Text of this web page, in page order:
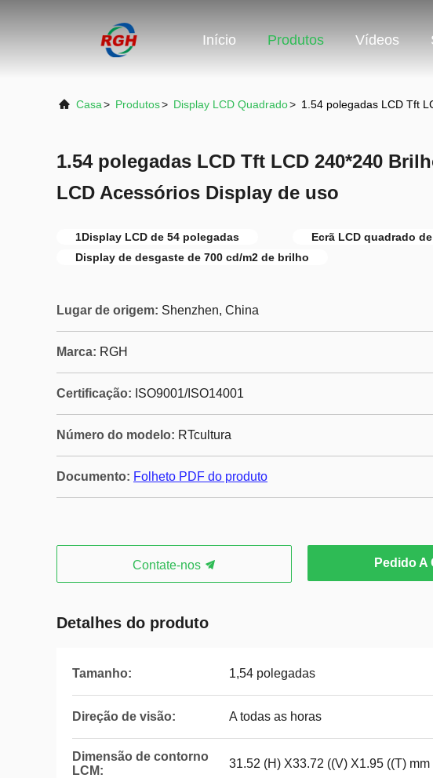
Início Produtos Vídeos
Casa> Produtos> Display LCD Quadrado> 1.54 polegadas LCD Tft
1.54 polegadas LCD Tft LCD 240*240
LCD Acessórios Display de uso
1Display LCD de 54 polegadas
Ecrã LCD quadrado
Display de desgaste de 700 cd/m2 de brilho
Lugar de origem: Shenzhen, China
Marca: RGH
Certificação: ISO9001/ISO14001
Número do modelo: RTcultura
Documento: Folheto PDF do produto
Contate-nos Pedido A
Detalhes do produto
Tamanho: 1,54 polegadas
Direção de visão: A todas as horas
Dimensão de contorno
LCM:
31.52 (H) X33.72 ((V) X1.95 ((T) mm